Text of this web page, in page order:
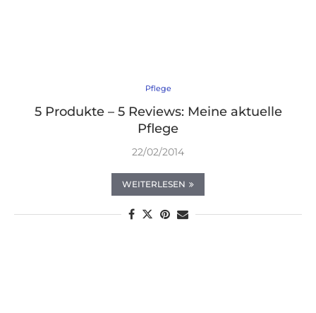
Pflege
5 Produkte – 5 Reviews: Meine aktuelle
Pflege
22/02/2014
WEITERLESEN